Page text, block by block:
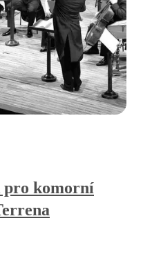
pro komorní